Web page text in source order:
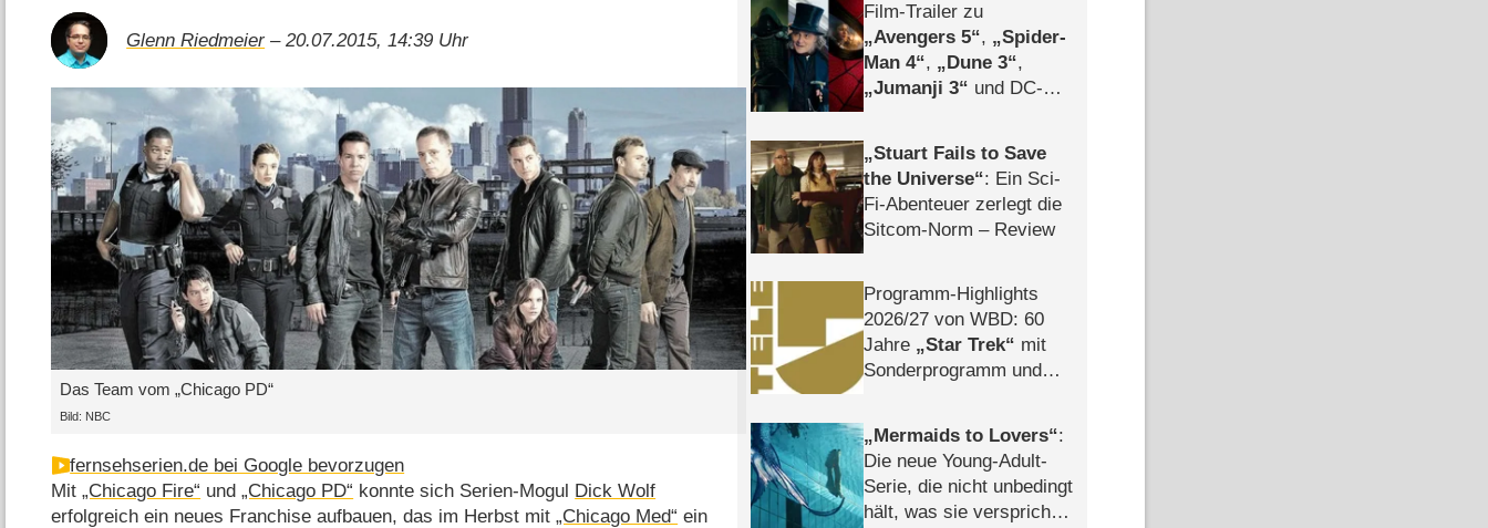
Glenn Riedmeier– 20.07.2015, 14:39 Uhr
Das Team vom „Chicago PD“
Bild: NBC
fernsehserien.de bei Google bevorzugen
Mit„Chicago Fire“ und„Chicago PD“ konnte sich Serien-Mogul Dick Wolf
erfolgreich ein neues Franchise aufbauen, das im Herbst mit„Chicago Med“ ein
Film-Trailer zu
Avengers 5 ,
Spider-
Man 4 , Dune 3 ,
Jumanji 3
und DC-
Stuart Fails to Save
the Universe : Ein Sci-
Fi-Abenteuer zerlegt die
Sitcom-Norm – Review
Programm-Highlights
2026/​27 von WBD: 60
Jahre
Star Trek
mit
Sonderprogramm und
Mermaids to Lovers :
Die neue Young-Adult-
Serie, die nicht unbedingt
hält, was sie verspricht –